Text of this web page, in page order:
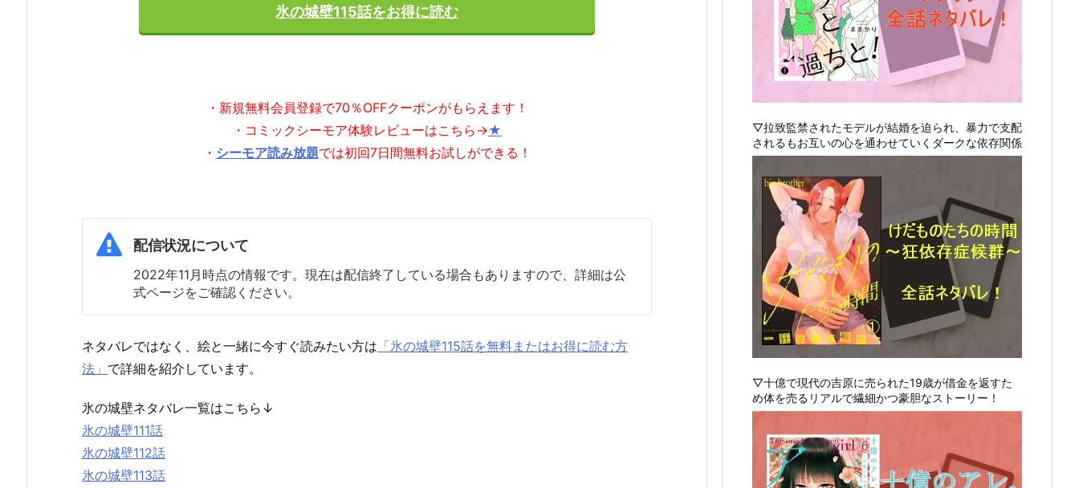
氷の城壁115話をお得に読む
・新規無料会員登録で70％OFFクーポンがもらえます！
・コミックシーモア体験レビューはこちら→★
・ シーモア読み放題では初回7日間無料お試しができる！
配信状況について
2022年11月時点の情報です。現在は配信終了している場合もありますので、詳細は公
式ページをご確認ください。
ネタバレではなく、絵と一緒に今すぐ読みたい方は 「氷の城壁115話を無料またはお得に読む方
法」 で詳細を紹介しています。
氷の城壁ネタバレ一覧はこちら↓
氷の城壁111話
氷の城壁112話
氷の城壁113話
▽拉致監禁されたモデルが結婚を迫られ、暴力で支配
されるもお互いの心を通わせていくダークな依存関係
▽十億で現代の吉原に売られた19歳が借金を返すた
め体を売るリアルで繊細かつ豪胆なストーリー！